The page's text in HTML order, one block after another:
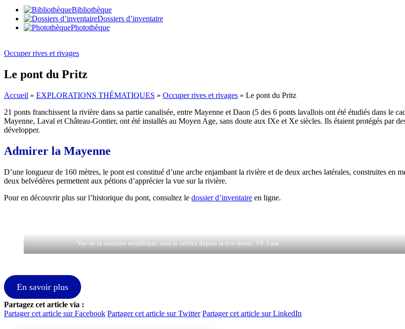
Bibliothèque
Dossiers d’inventaire
Photothèque
Occuper rives et rivages
Le pont du Pritz
Accueil » EXPLORATIONS THÉMATIQUES » Occuper rives et rivages » Le pont du Pritz
21 ponts franchissent la rivière dans sa partie canalisée, entre Mayenne et Daon (5 des 6 ponts lavallois ont été étudiés dans le
Mayenne, Laval et Château-Gontier, ont été installés au Moyen Age, sans doute aux IXe et Xe siècles. Ils étaient protégés par
développer.
Admirer la Mayenne
D’une longueur de 160 mètres, le pont est constitué d’une arche enjambant la rivière et de deux arches latérales, construites en
deux belvédères permettent aux pétions d’apprécier la vue sur la rivière.
Pour en découvrir plus sur l’historique du pont, consultez le dossier d’inventaire en ligne.
Vue de la structure métallique, sous le tablier, depuis la rive droite. ©F. Lasa
En savoir plus
Partagez cet article via :
Partager cet article sur Facebook Partager cet article sur Twitter Partager cet article sur LinkedIn